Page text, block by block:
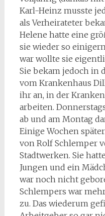
Karl-Heinz musste
als Verheirateter
Helene hatte eine
sie wieder so
war wollte sie
Sie bekam jedoch in
vom Krankenhaus
ihr an, in der
arbeiten.
ab und am Montag
Einige Wochen
von Rolf Schlemper
Stadtwerken. Sie
Jungen und ein
war noch nicht
Schlempers war
zu. Das wiederum